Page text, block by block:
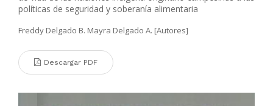
políticas de seguridad y soberanía alimentaria
Freddy Delgado B. Mayra Delgado A. [Autores]
Descargar PDF